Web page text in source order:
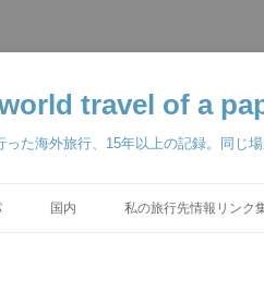
travel of a
た海外旅行、15年以上の記録。同じ
国内 私の旅行先情報リンク